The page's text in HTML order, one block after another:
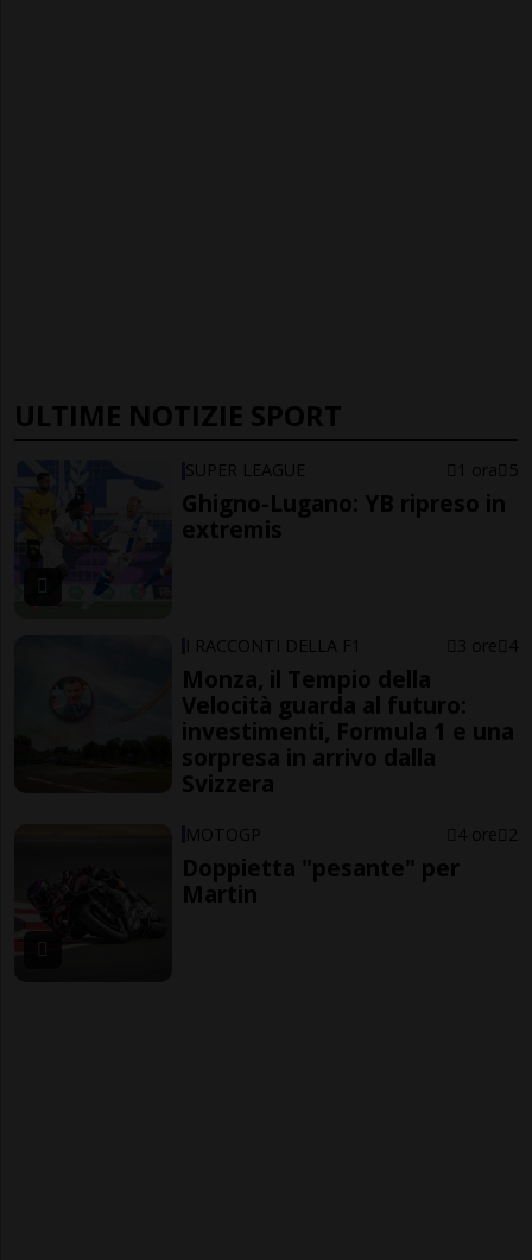
ULTIME NOTIZIE SPORT
SUPER LEAGUE 1 ora 5
Ghigno-Lugano: YB ripreso in
extremis
I RACCONTI DELLA F1 3 ore 4
Monza, il Tempio della
Velocità guarda al futuro:
investimenti, Formula 1 e una
sorpresa in arrivo dalla
Svizzera
MOTOGP 4 ore 2
Doppietta "pesante" per
Martin